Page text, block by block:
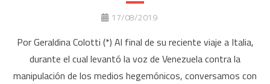
17/08/2019
Por Geraldina Colotti (*) Al final de su reciente viaje a Italia,
durante el cual levantó la voz de Venezuela contra la
manipulación de los medios hegemónicos, conversamos con